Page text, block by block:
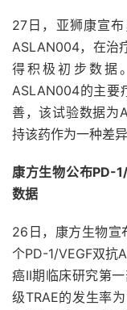
27日，亚狮康宣
ASLAN004，在治
得积极初步数据
ASLAN004的主要
善，该试验数据为
持该药作为一种差
康方生物公布PD-
数据
26日，康方生物宣
个PD-1/VEGF双抗
癌II期临床研究第
级TRAE的发生率